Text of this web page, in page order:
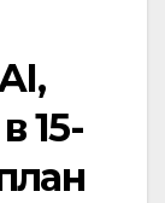
15-